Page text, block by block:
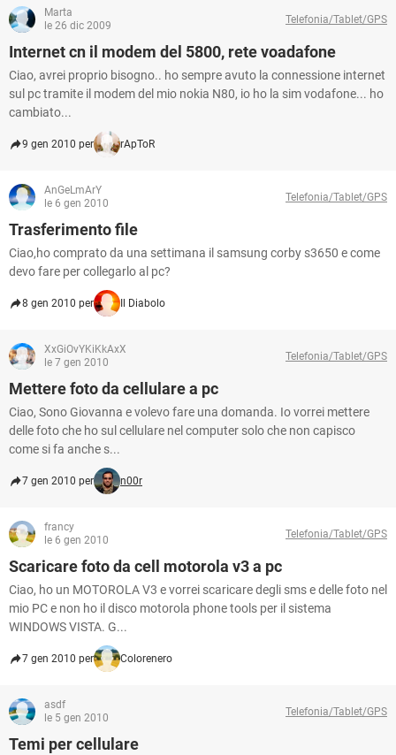
Marta
le 26 dic 2009
Telefonia/Tablet/GPS
Internet cn il modem del 5800, rete voadafone
Ciao, avrei proprio bisogno.. ho sempre avuto la connessione internet
sul pc tramite il modem del mio nokia N80, io ho la sim vodafone... ho
cambiato...
9 gen 2010 per rApToR
AnGeLmArY
le 6 gen 2010
Telefonia/Tablet/GPS
Trasferimento file
Ciao,ho comprato da una settimana il samsung corby s3650 e come
devo fare per collegarlo al pc?
8 gen 2010 per Il Diabolo
XxGiOvYKiKkAxX
le 7 gen 2010
Telefonia/Tablet/GPS
Mettere foto da cellulare a pc
Ciao, Sono Giovanna e volevo fare una domanda. Io vorrei mettere
delle foto che ho sul cellulare nel computer solo che non capisco
come si fa anche s...
7 gen 2010 per n00r
francy
le 6 gen 2010
Telefonia/Tablet/GPS
Scaricare foto da cell motorola v3 a pc
Ciao, ho un MOTOROLA V3 e vorrei scaricare degli sms e delle foto nel
mio PC e non ho il disco motorola phone tools per il sistema
WINDOWS VISTA. G...
7 gen 2010 per Colorenero
asdf
le 5 gen 2010
Telefonia/Tablet/GPS
Temi per cellulare